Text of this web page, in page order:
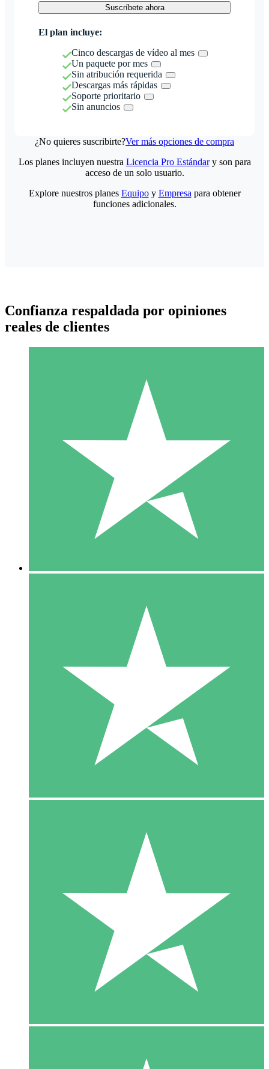
Suscríbete ahora
El plan incluye:
Cinco descargas de vídeo al mes
Un paquete por mes
Sin atribución requerida
Descargas más rápidas
Soporte prioritario
Sin anuncios
¿No quieres suscribirte?Ver más opciones de compra
Paquetes de Créditos Individuales
Paga según el uso con créditos de descarga. Sin compromiso
10 00
10 Descargas
20 00
Los planes incluyen nuestra Licencia Pro Estándary son para
acceso de un solo usuario.
Explore nuestros planes Equipoy Empresa para obtener
funciones adicionales.
Confianza respaldada por opiniones
reales de clientes